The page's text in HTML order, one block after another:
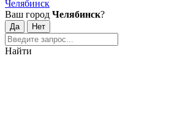
Челябинск
Ваш город Челябинск?
Найти